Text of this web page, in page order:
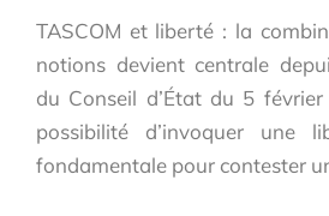
TASCOM et liberté : la
notions devient centrale
du Conseil d’État du 5
possibilité d’invoquer une
fondamentale pour contester